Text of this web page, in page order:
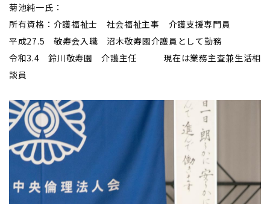
菊池純一氏：
所有資格：介護福祉士 社会福祉主事 介護支援専門員
平成27.5 敬寿会入職 沼木敬寿園介護員として勤務
令和3.4 鈴川敬寿園 介護主任 現在は業務主査兼生活相
談員